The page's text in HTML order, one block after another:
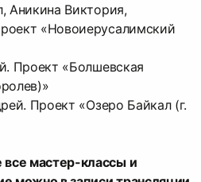
Аникина Виктория,
«Новоиерусалимский
Проект «Болшевская
Проект «Озеро Байкал (г.
мастер-классы и